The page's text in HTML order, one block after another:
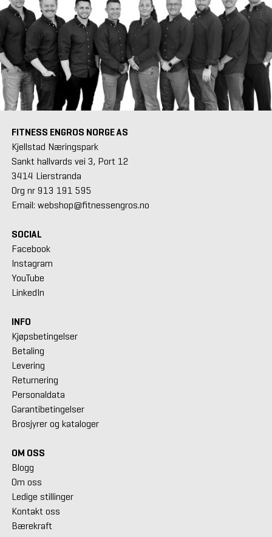
FITNESS ENGROS NORGE AS
Kjellstad Næringspark
Sankt hallvards vei 3, Port 12
3414 Lierstranda
Org nr 913 191 595
Email: webshop@fitnessengros.no
SOCIAL
Facebook
Instagram
YouTube
LinkedIn
INFO
Kjøpsbetingelser
Betaling
Levering
Returnering
Personaldata
Garantibetingelser
Brosjyrer og kataloger
OM OSS
Blogg
Om oss
Ledige stillinger
Kontakt oss
Bærekraft